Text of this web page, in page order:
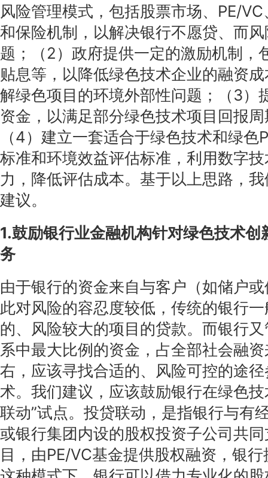
风险管理模式，包括股票市场、PE/
和保险机制，以解决银行不愿贷、而
题；（2）政府提供一定的激励机制，
贴息等，以降低绿色技术企业的融资
解绿色项目的环境外部性问题；（3）
资金，以满足部分绿色技术项目回报
（4）建立一套适合于绿色技术和绿色
标准和环境效益评估标准，利用数字
力，降低评估成本。基于以上思路，
建议。
1.鼓励银行业金融机构针对绿色技术创
务
由于银行的资金来自与客户（如储户
此对风险的容忍度较低，传统的银行
的、风险较大的项目的贷款。而银行
系中最大比例的资金，占全部社会融
右，应该寻找合适的、风险可控的途
术。我们建议，应该鼓励银行在绿色
联动”试点。投贷联动，是指银行与有
或银行集团内设的股权投资子公司共
目，由PE/VC基金提供股权融资，银